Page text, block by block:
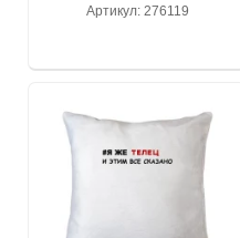
Артикул: 276119